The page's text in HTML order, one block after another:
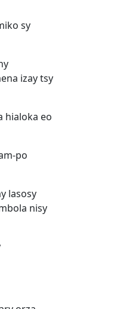
sy
izay tsy
hialoka eo
po
lasosy
nisy